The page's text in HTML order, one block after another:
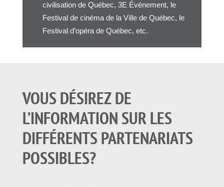
civilisation de Québec, 3E Événement, le
Festival de cinéma de la Ville de Québec, le
Festival d’opéra de Québec, etc.
VOUS DÉSIREZ DE
L’INFORMATION SUR LES
DIFFÉRENTS PARTENARIATS
POSSIBLES?